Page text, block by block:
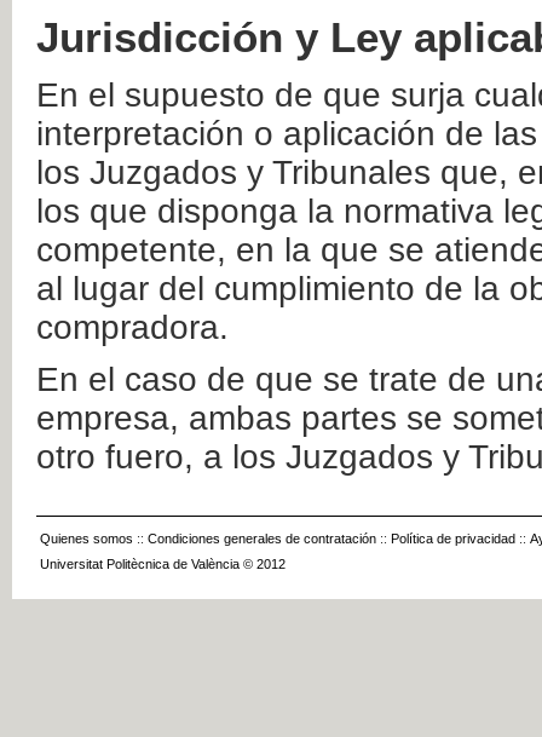
Jurisdicción y Ley
En el supuesto de que surja
interpretación o aplicación de
los Juzgados y Tribunales que,
los que disponga la normativa
competente, en la que se
al lugar del cumplimiento de la
compradora.
En el caso de que se trate de
empresa, ambas partes se
otro fuero, a los Juzgados y
Quienes somos :: Condiciones generales de contratación :: Política de privacidad ::
Universitat Politècnica de València © 2012